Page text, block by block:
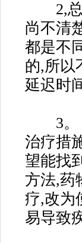
2,总
尚不清
都是不
的,所以
延迟时
3。
治疗措
望能找
方法,药
疗,改为
易导致